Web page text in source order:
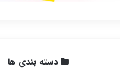
دسته بندی ها